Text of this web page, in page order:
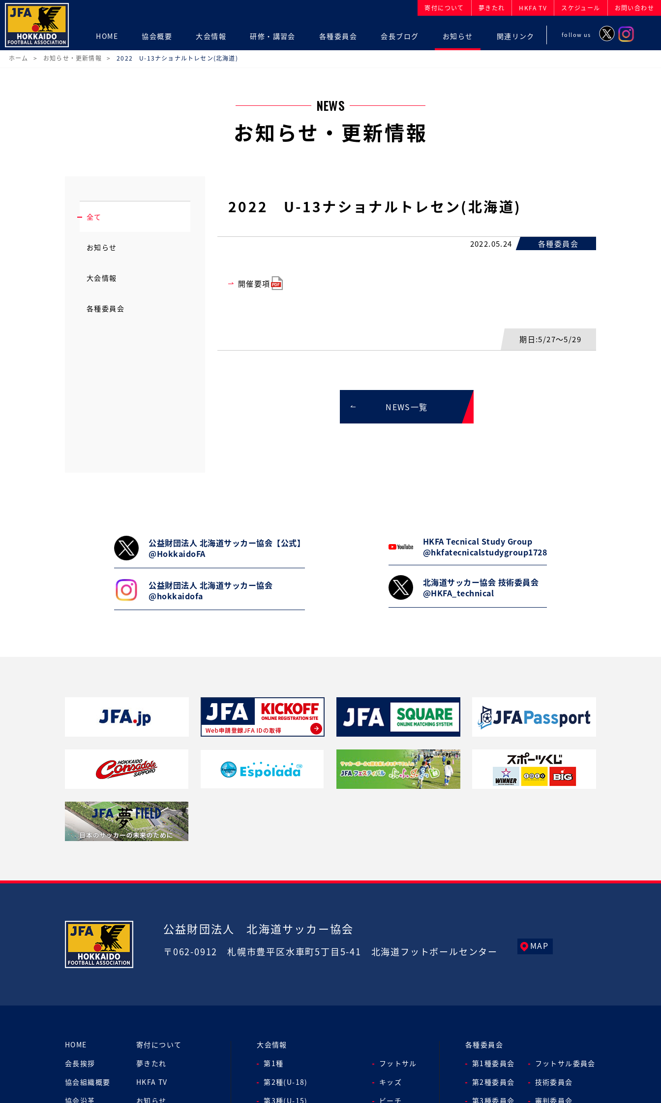
寄付について 夢きたれ HKFA TV スケジュール お問い合わせ
HOME 協会概要 大会情報 研修・講習会 各種委員会 会長ブログ お知らせ 関連リンク follow us
ホーム お知らせ・更新情報 2022 U-13ナショナルトレセン(北海道)
NEWS
お知らせ・更新情報
全て
お知らせ
大会情報
各種委員会
2022 U-13ナショナルトレセン(北海道)
2022.05.24 各種委員会
開催要項
期日:5/27～5/29
NEWS一覧
公益財団法人 北海道サッカー協会【公式】
@HokkaidoFA
公益財団法人 北海道サッカー協会
@hokkaidofa
HKFA Tecnical Study Group
@hkfatecnicalstudygroup1728
北海道サッカー協会 技術委員会
@HKFA_technical
公益財団法人 北海道サッカー協会
〒062-0912 札幌市豊平区水車町5丁目5-41 北海道フットボールセンター MAP
HOME
会長挨拶
協会組織概要
協会沿革
寄付について
夢きたれ
HKFA TV
お知らせ
大会情報
第1種
第2種(U-18)
第3種(U-15)
フットサル
キッズ
ビーチ
各種委員会
第1種委員会
第2種委員会
第3種委員会
フットサル委員会
技術委員会
審判委員会